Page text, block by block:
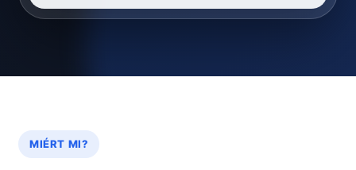
MIÉRT MI?